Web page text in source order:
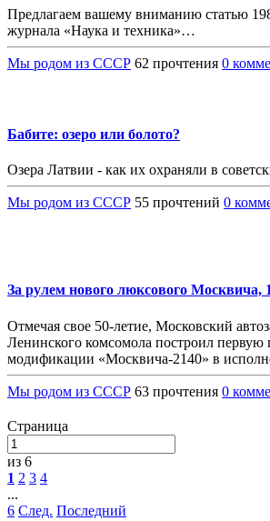
Предлагаем вашему вниманию статью
журнала «Наука и техника»…
Мы родом из СССР 62 прочтения 0
Бабите: озеро или болото?
Озера Латвии - как их охраняли в
Мы родом из СССР 55 прочтений 0
За рулем нового люксового Москвича,
Отмечая свое 50-летие, Московский
Ленинского комсомола построил первую
модификации «Москвича-2140» в
Мы родом из СССР 63 прочтения 0
Страница
из 6
1 2 3 4
...
6 След. Последний